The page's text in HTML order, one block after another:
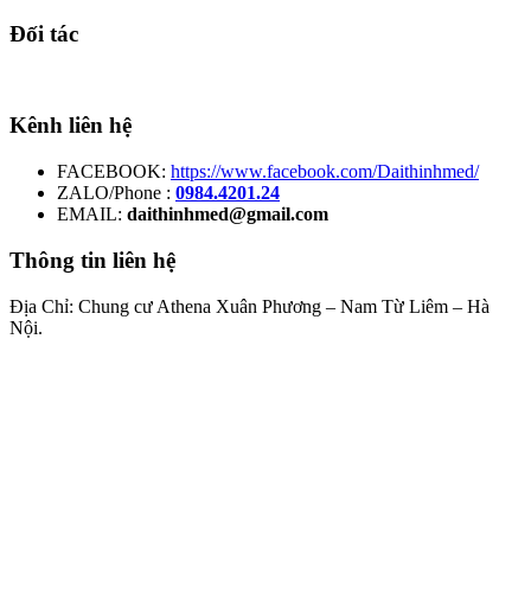
Đối tác
Kênh liên hệ
FACEBOOK: https://www.facebook.com/Daithinhmed/
ZALO/Phone : 0984.4201.24
EMAIL: daithinhmed@gmail.com
Thông tin liên hệ
Địa Chỉ: Chung cư Athena Xuân Phương – Nam Từ Liêm – Hà
Nội.